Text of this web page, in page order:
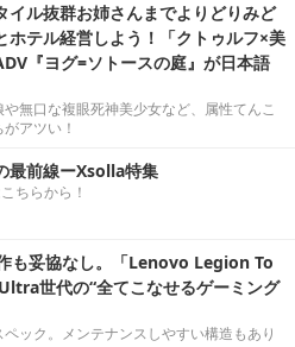
イル抜群お姉さんまでよりどりみど
ホテル経営しよう！「クトゥルフ×美
『ヨグ=ソトースの庭』が日本語
無口な複眼死神美少女など、属性てんこ
アツい！
最前線ーXsolla特集
ちらから！
も妥協なし。「Lenovo Legion To
世代の“全てこなせるゲーミング
ック。メンテナンスしやすい構造もあり